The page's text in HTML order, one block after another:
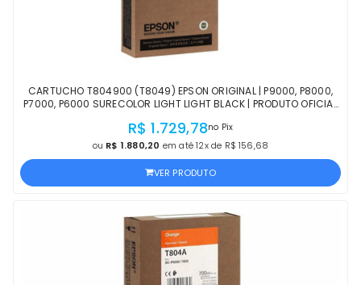
CARTUCHO T804900 (T8049) EPSON ORIGINAL | P9000, P8000,
P7000, P6000 SURECOLOR LIGHT LIGHT BLACK | PRODUTO OFICIAL
R$ 1.729,78no Pix
ou R$ 1.880,20 em até 12x de R$ 156,68
VER PRODUTO